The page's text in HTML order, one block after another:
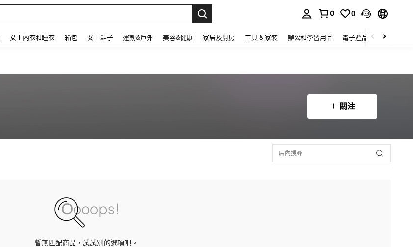
0 0
女士內衣和睡衣 箱包 女士鞋子 運動&戶外 美容&健康 家居及廚房 工具 & 家裝 辦公和學習用品 電子產品 玩具
關注
暫無匹配商品，試試別的選項吧。